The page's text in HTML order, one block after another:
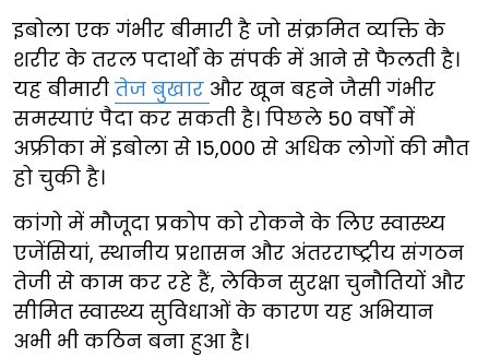
इबोला एक गंभीर बीमारी है जो संक्रमित व्यक्ति के
शरीर के तरल पदार्थों के संपर्क में आने से फैलती है।
यह बीमारी तेज बुखार और खून बहने जैसी गंभीर
समस्याएं पैदा कर सकती है। पिछले 50 वर्षों में
अफ्रीका में इबोला से 15,000 से अधिक लोगों की मौत
हो चुकी है।
कांगो में मौजूदा प्रकोप को रोकने के लिए स्वास्थ्य
एजेंसियां, स्थानीय प्रशासन और अंतरराष्ट्रीय संगठन
तेजी से काम कर रहे हैं, लेकिन सुरक्षा चुनौतियों और
सीमित स्वास्थ्य सुविधाओं के कारण यह अभियान
अभी भी कठिन बना हुआ है।